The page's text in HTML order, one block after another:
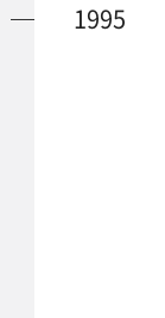
1995